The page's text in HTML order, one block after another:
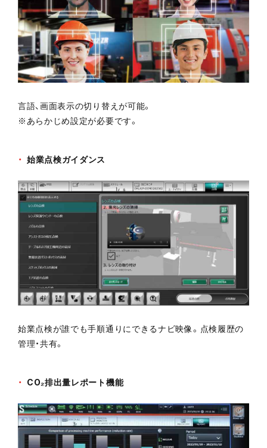
言語、画面表示の切り替えが可能。
※あらかじめ設定が必要です。
始業点検ガイダンス
始業点検が誰でも手順通りにできるナビ映像。点検履歴の
管理・共有。
CO₂排出量レポート機能